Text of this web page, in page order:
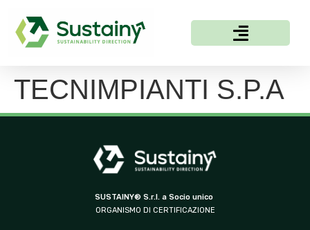
TECNIMPIANTI S.P.A
SUSTAINY® S.r.l. a Socio unico
ORGANISMO DI CERTIFICAZIONE